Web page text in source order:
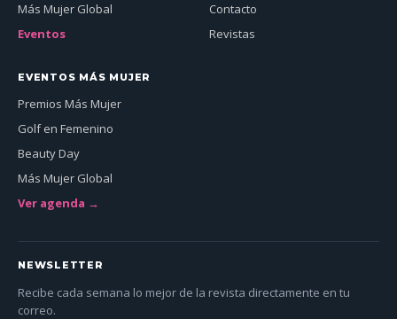
Más Mujer Global
Eventos
Contacto
Revistas
EVENTOS MÁS MUJER
Premios Más Mujer
Golf en Femenino
Beauty Day
Más Mujer Global
Ver agenda →
NEWSLETTER
Recibe cada semana lo mejor de la revista directamente en tu
correo.